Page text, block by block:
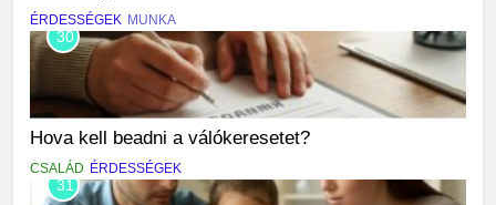
ÉRDESSÉGEK MUNKA
30
Hova kell beadni a válókeresetet?
CSALÁD ÉRDESSÉGEK
31